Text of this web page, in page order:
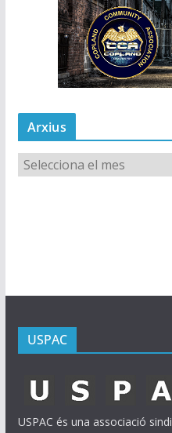
Arxius
USPAC
USPAC és una associació